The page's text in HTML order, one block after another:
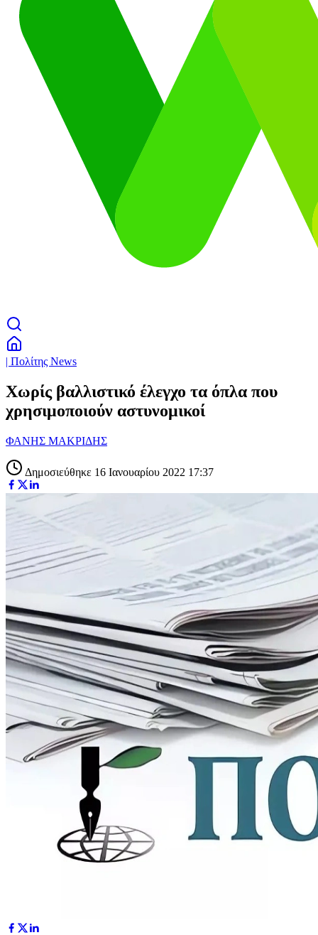
| Πολίτης News
Χωρίς βαλλιστικό έλεγχο τα όπλα που
χρησιμοποιούν αστυνομικοί
ΦΑΝΗΣ ΜΑΚΡΙΔΗΣ
Δημοσιεύθηκε 16 Ιανουαρίου 2022 17:37